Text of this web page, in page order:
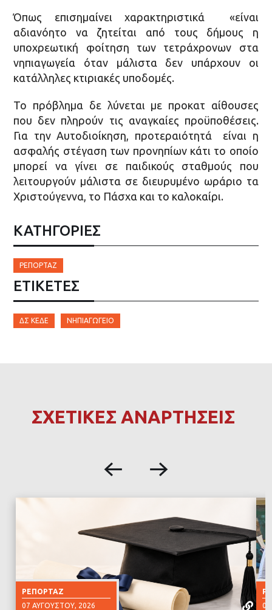
Όπως επισημαίνει χαρακτηριστικά «είναι
αδιανόητο να ζητείται από τους δήμους η
υποχρεωτική φοίτηση των τετράχρονων στα
νηπιαγωγεία όταν μάλιστα δεν υπάρχουν οι
κατάλληλες κτιριακές υποδομές.
Το πρόβλημα δε λύνεται με προκατ αίθουσες
που δεν πληρούν τις αναγκαίες προϋποθέσεις.
Για την Αυτοδιοίκηση, προτεραιότητά είναι η
ασφαλής στέγαση των προνηπίων κάτι το οποίο
μπορεί να γίνει σε παιδικούς σταθμούς που
λειτουργούν μάλιστα σε διευρυμένο ωράριο τα
Χριστούγεννα, το Πάσχα και το καλοκαίρι.
ΚΑΤΗΓΟΡΙΕΣ
ΡΕΠΟΡΤΆΖ
ΕΤΙΚΈΤΕΣ
ΔΣ ΚΕΔΕ ΝΗΠΙΑΓΩΓΕΊΟ
ΣΧΕΤΙΚΕΣ ΑΝΑΡΤΗΣΕΙΣ
ΡΕΠΟΡΤΆΖ
07 ΑΥΓΟΎΣΤΟΥ, 2026